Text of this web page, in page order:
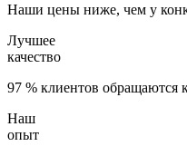
Наши цены ниже, чем у
Лучшее
качество
97 % клиентов обращаются
Наш
опыт